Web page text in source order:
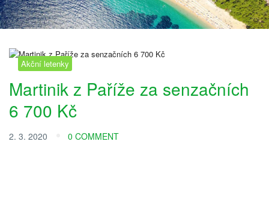
Akční letenky
Martinik z Paříže za senzačních
6 700 Kč
2. 3. 2020 0 COMMENT